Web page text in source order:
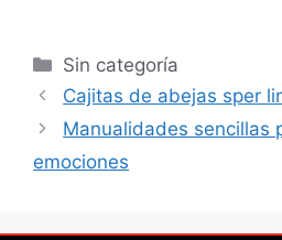
Sin categoría
Cajitas de abejas sper
Manualidades sencillas
emociones